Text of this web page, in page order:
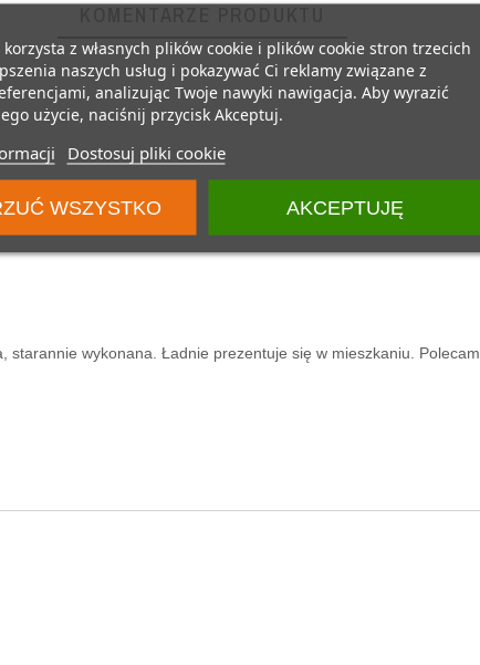
starannie wykonana. Ładnie prezentuje się w mieszkaniu. Polecam
z własnych plików cookie i plików cookie stron trzecich
naszych usług i pokazywać Ci reklamy związane z
analizując Twoje nawyki nawigacja. Aby wyrazić
użycie, naciśnij przycisk Akceptuj.
Dostosuj pliki cookie
WSZYSTKO AKCEPTUJĘ